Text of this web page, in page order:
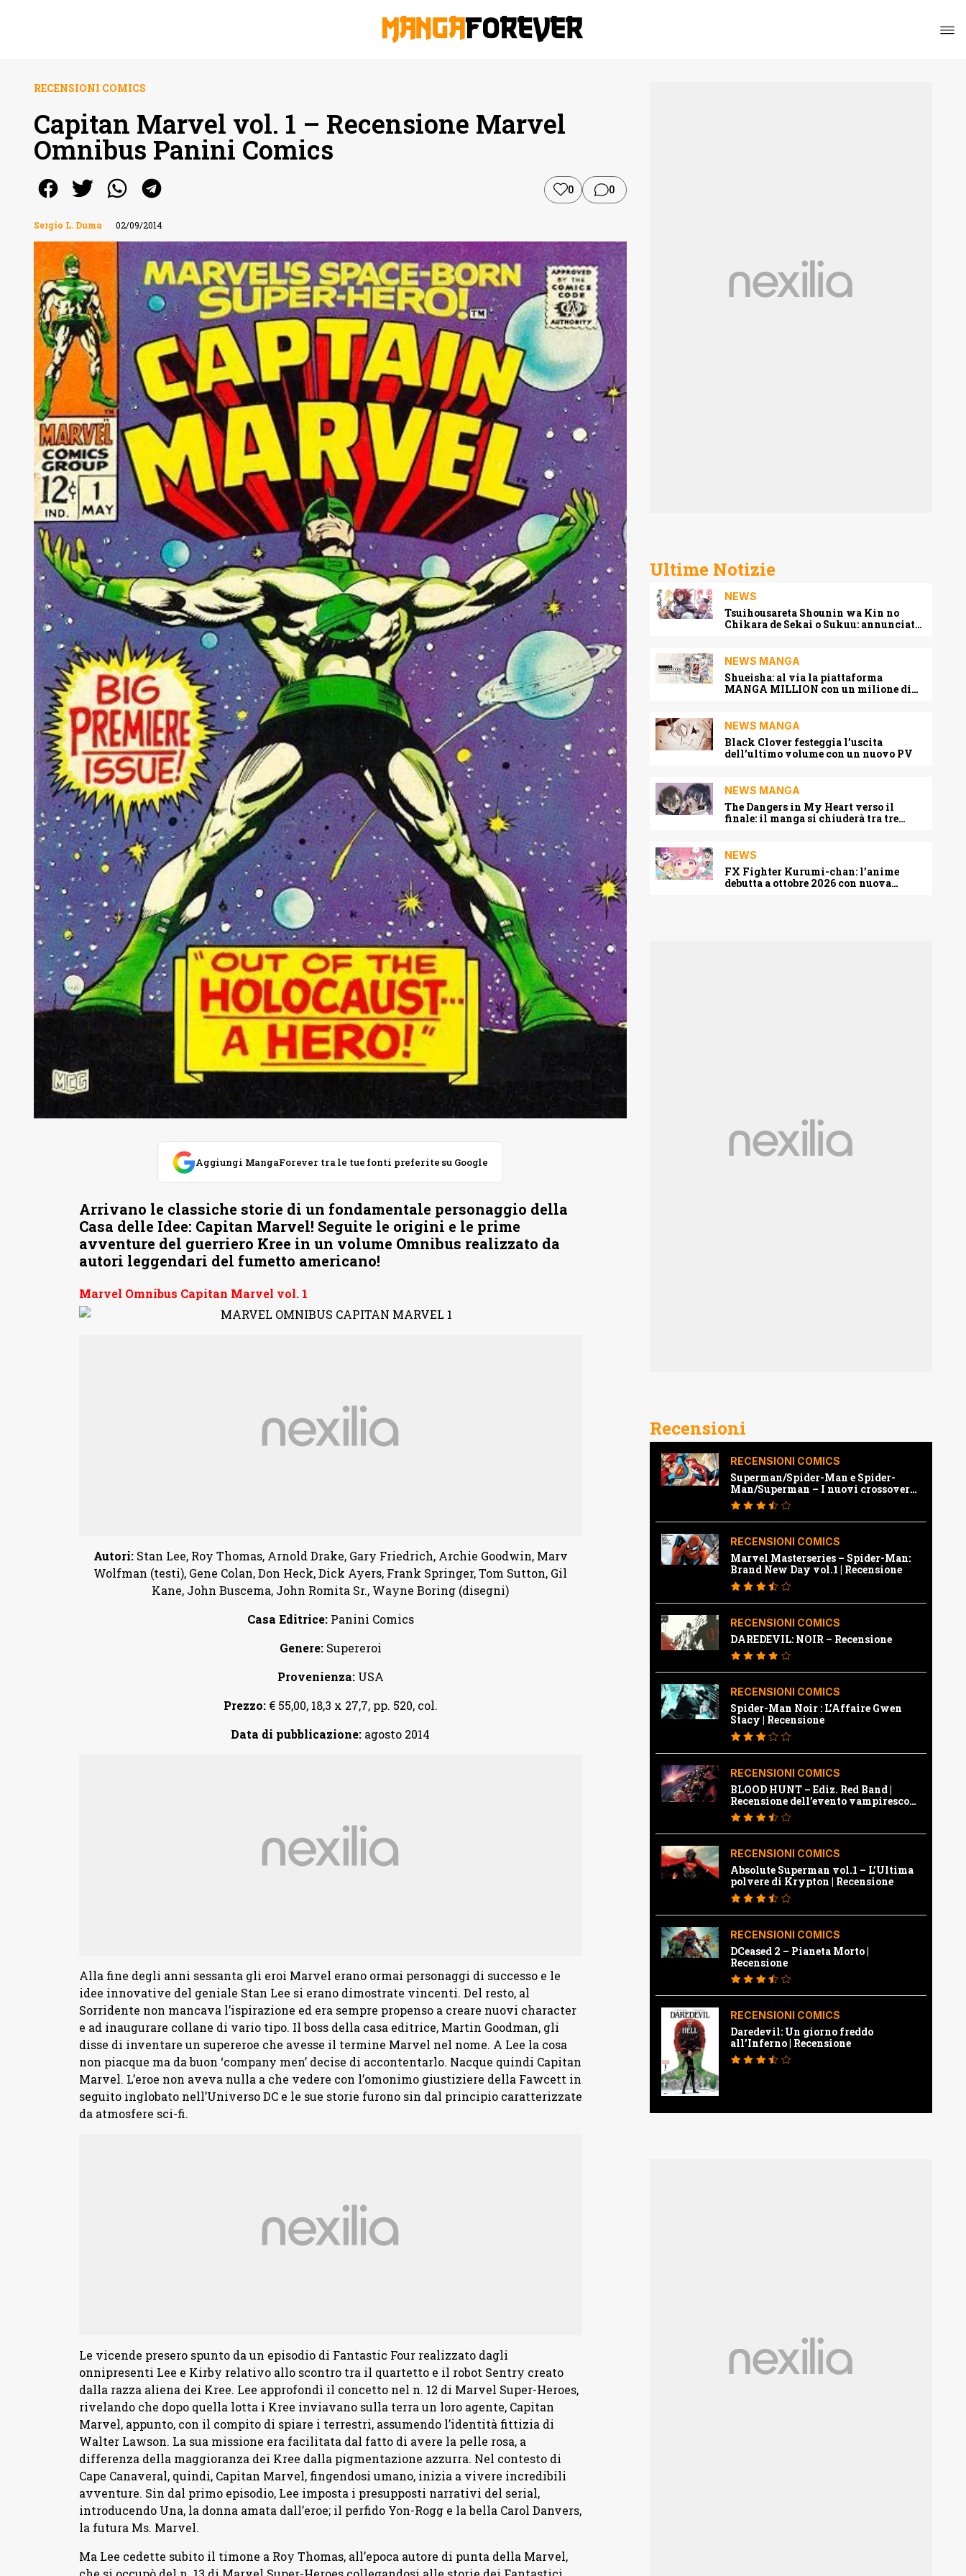
RECENSIONI COMICS
Capitan Marvel vol. 1 – Recensione Marvel
Omnibus Panini Comics
0 0
Sergio L. Duma 02/09/2014
Aggiungi MangaForever tra le tue fonti preferite su Google
Arrivano le classiche storie di un fondamentale personaggio della
Casa delle Idee: Capitan Marvel! Seguite le origini e le prime
avventure del guerriero Kree in un volume Omnibus realizzato da
autori leggendari del fumetto americano!
Marvel Omnibus Capitan Marvel vol. 1
Autori:Stan Lee, Roy Thomas, Arnold Drake, Gary Friedrich, Archie Goodwin, Marv
Wolfman (testi), Gene Colan, Don Heck, Dick Ayers, Frank Springer, Tom Sutton, Gil
Kane, John Buscema, John Romita Sr., Wayne Boring (disegni)
Casa Editrice:Panini Comics
Genere:Supereroi
Provenienza:USA
Prezzo:€ 55,00, 18,3 x 27,7, pp. 520, col.
Data di pubblicazione: agosto 2014
Alla fine degli anni sessanta gli eroi Marvel erano ormai personaggi di successo e le
idee innovative del geniale Stan Lee si erano dimostrate vincenti. Del resto, al
Sorridente non mancava l’ispirazione ed era sempre propenso a creare nuovi character
e ad inaugurare collane di vario tipo. Il boss della casa editrice, Martin Goodman, gli
disse di inventare un supereroe che avesse il termine Marvel nel nome. A Lee la cosa
non piacque ma da buon ‘company men’ decise di accontentarlo. Nacque quindi Capitan
Marvel. L’eroe non aveva nulla a che vedere con l’omonimo giustiziere della Fawcett in
seguito inglobato nell’Universo DC e le sue storie furono sin dal principio caratterizzate
da atmosfere sci-fi.
Le vicende presero spunto da un episodio di Fantastic Four realizzato dagli
onnipresenti Lee e Kirby relativo allo scontro tra il quartetto e il robot Sentry creato
dalla razza aliena dei Kree. Lee approfondì il concetto nel n. 12 di Marvel Super-Heroes,
rivelando che dopo quella lotta i Kree inviavano sulla terra un loro agente, Capitan
Marvel, appunto, con il compito di spiare i terrestri, assumendo l’identità fittizia di
Walter Lawson. La sua missione era facilitata dal fatto di avere la pelle rosa, a
differenza della maggioranza dei Kree dalla pigmentazione azzurra. Nel contesto di
Cape Canaveral, quindi, Capitan Marvel, fingendosi umano, inizia a vivere incredibili
avventure. Sin dal primo episodio, Lee imposta i presupposti narrativi del serial,
introducendo Una, la donna amata dall’eroe; il perfido Yon-Rogg e la bella Carol Danvers,
la futura Ms. Marvel.
Ma Lee cedette subito il timone a Roy Thomas, all’epoca autore di punta della Marvel,
Ultime Notizie
NEWS
Tsuihousareta Shounin wa Kin no
Chikara de Sekai o Sukuu: annunciato
NEWS MANGA
Shueisha: al via la piattaforma
MANGA MILLION con un milione di
NEWS MANGA
Black Clover festeggia l’uscita
dell’ultimo volume con un nuovo PV
NEWS MANGA
The Dangers in My Heart verso il
finale: il manga si chiuderà tra tre
NEWS
FX Fighter Kurumi-chan: l’anime
debutta a ottobre 2026 con nuova
Recensioni
RECENSIONI COMICS
Superman/Spider-Man e Spider-
Man/Superman – I nuovi crossover
Marvel e Dc | Recensione
RECENSIONI COMICS
Marvel Masterseries – Spider-Man:
Brand New Day vol.1 | Recensione
RECENSIONI COMICS
DAREDEVIL: NOIR – Recensione
RECENSIONI COMICS
Spider-Man Noir : L’Affaire Gwen
Stacy | Recensione
RECENSIONI COMICS
BLOOD HUNT – Ediz. Red Band |
Recensione dell’evento vampiresco
della Marvel
RECENSIONI COMICS
Absolute Superman vol.1 – L’Ultima
polvere di Krypton | Recensione
RECENSIONI COMICS
DCeased 2 – Pianeta Morto |
Recensione
RECENSIONI COMICS
Daredevil: Un giorno freddo
all’Inferno | Recensione